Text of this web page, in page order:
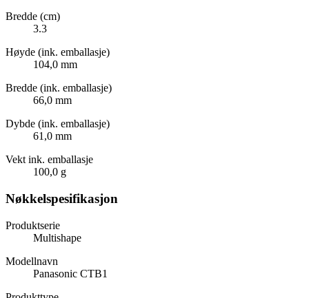
Bredde (cm)
3.3
Høyde (ink. emballasje)
104,0 mm
Bredde (ink. emballasje)
66,0 mm
Dybde (ink. emballasje)
61,0 mm
Vekt ink. emballasje
100,0 g
Nøkkelspesifikasjon
Produktserie
Multishape
Modellnavn
Panasonic CTB1